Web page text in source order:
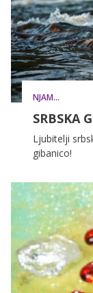
NJAM...
SRBSKA
Ljubitelji
gibanico!